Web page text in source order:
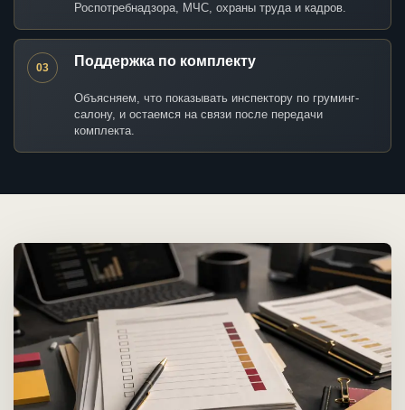
Роспотребнадзора, МЧС, охраны труда и кадров.
03 Поддержка по комплекту
Объясняем, что показывать инспектору по груминг-
салону, и остаемся на связи после передачи
комплекта.